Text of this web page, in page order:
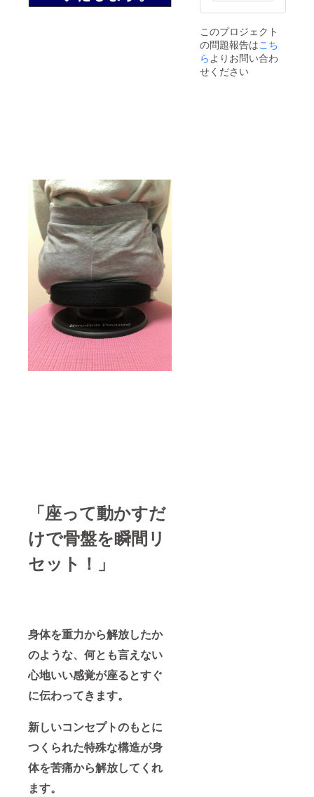
「座って動かすだ
けで骨盤を瞬間リ
セット！」
身体を重力から解放したか
のような、何とも言えない
心地いい感覚が座るとすぐ
に伝わってきます。
新しいコンセプトのもとに
つくられた特殊な構造が身
体を苦痛から解放してくれ
ます。
このプロジェクト
の問題報告はこち
らよりお問い合わ
せください